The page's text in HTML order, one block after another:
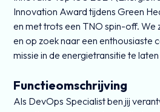
Innovation Award tijdens Green
en met trots een TNO spin-off. We
en op zoek naar een enthousiaste
missie in de energietransitie te
Functieomschrijving
Als DevOps Specialist ben jij